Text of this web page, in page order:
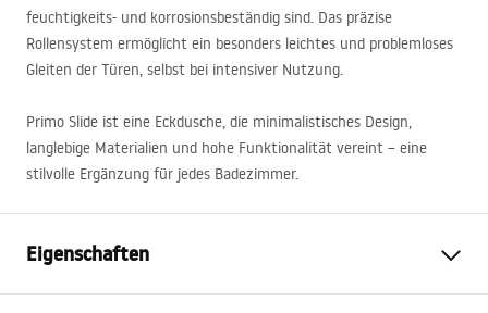
feuchtigkeits- und korrosionsbeständig sind. Das präzise
Rollensystem ermöglicht ein besonders leichtes und problemloses
Gleiten der Türen, selbst bei intensiver Nutzung.
Primo Slide ist eine Eckdusche, die minimalistisches Design,
langlebige Materialien und hohe Funktionalität vereint – eine
stilvolle Ergänzung für jedes Badezimmer.
Eigenschaften